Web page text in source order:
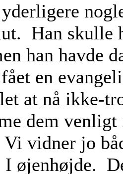
Han skulle
han havde
en
at nå ikke-
dem
vidner jo
I øjenhøjde.